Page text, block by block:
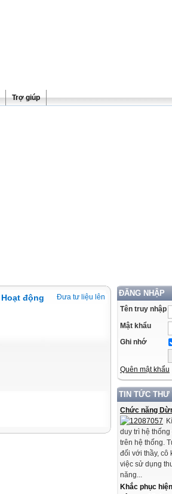
Trợ giúp
ĐĂNG NHẬP
Tên truy nhập
Mật khẩu
Ghi nhớ
Quên mật khẩu
TIN TỨC THƯ
Chức năng
duy trì hệ
trên hệ thống.
đối với thầy, cô
việc sử dụng
năng...
Khắc phục
Đưa tư liệu lên
Hoạt động